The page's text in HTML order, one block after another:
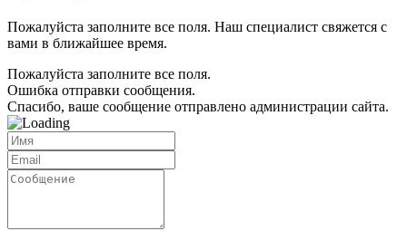
Пожалуйста заполните все поля. Наш специалист свяжется с
вами в ближайшее время.
Пожалуйста заполните все поля.
Ошибка отправки сообщения.
Спасибо, ваше сообщение отправлено администрации сайта.